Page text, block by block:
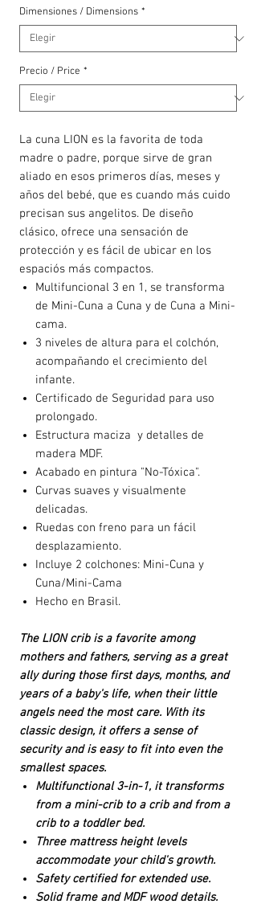
Dimensiones / Dimensions *
Precio / Price *
La cuna LION es la favorita de toda
madre o padre, porque sirve de gran
aliado en esos primeros días, meses y
años del bebé, que es cuando más cuido
precisan sus angelitos. De diseño
clásico, ofrece una sensación de
protección y es fácil de ubicar en los
espaciós más compactos.
Multifuncional 3 en 1, se transforma
de Mini-Cuna a Cuna y de Cuna a Mini-
cama.
3 niveles de altura para el colchón,
acompañando el crecimiento del
infante.
Certificado de Seguridad para uso
prolongado.
Estructura maciza y detalles de
madera MDF.
Acabado en pintura "No-Tóxica".
Curvas suaves y visualmente
delicadas.
Ruedas con freno para un fácil
desplazamiento.
Incluye 2 colchones: Mini-Cuna y
Cuna/Mini-Cama
Hecho en Brasil.
The LION crib is a favorite among
mothers and fathers, serving as a great
ally during those first days, months, and
years of a baby's life, when their little
angels need the most care. With its
classic design, it offers a sense of
security and is easy to fit into even the
smallest spaces.
Multifunctional 3-in-1, it transforms
from a mini-crib to a crib and from a
crib to a toddler bed.
Three mattress height levels
accommodate your child's growth.
Safety certified for extended use.
Solid frame and MDF wood details.